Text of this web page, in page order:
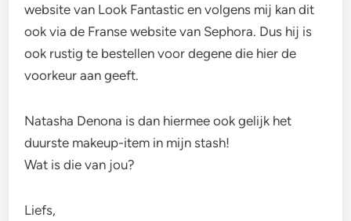
website van Look Fantastic en volgens mij kan dit
ook via de Franse website van Sephora. Dus hij is
ook rustig te bestellen voor degene die hier de
voorkeur aan geeft.
Natasha Denona is dan hiermee ook gelijk het
duurste makeup-item in mijn stash!
Wat is die van jou?
Liefs,